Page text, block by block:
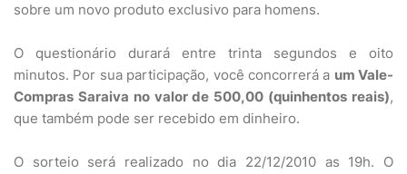
sobre um novo produto exclusivo para homens.
O questionário durará entre trinta segundos e oito
minutos. Por sua participação, você concorrerá a um Vale-
Compras Saraiva no valor de 500,00 (quinhentos reais),
que também pode ser recebido em dinheiro.
O sorteio será realizado no dia 22/12/2010 as 19h. O